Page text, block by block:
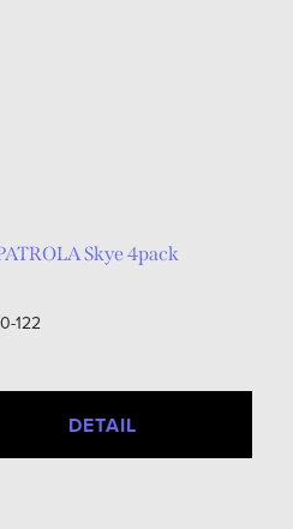
Skye 4pack
122
DETAIL